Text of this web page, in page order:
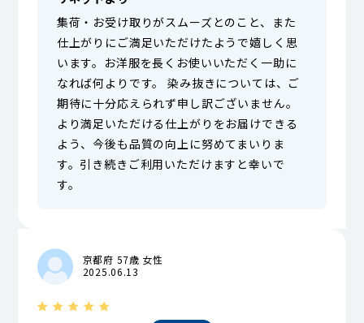
集荷・お受け取りがスムーズとのこと、また
仕上がりにご満足いただけたようで嬉しく思
います。お洋服を長くお使いいただく一助に
なれば何よりです。 染み抜きについては、ご
期待に十分応えられず申し訳ございません。
より満足いただける仕上がりをお届けできる
よう、今後も品質の向上に努めてまいりま
す。引き続きご利用いただけますと幸いで
す。
京都府 57歳 女性
2025.06.13